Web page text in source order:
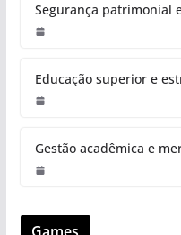
Segurança patrimonial
Educação superior e
Gestão acadêmica e